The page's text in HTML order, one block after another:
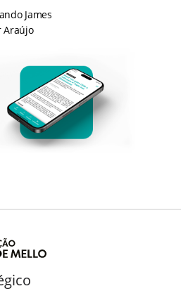
James
Araújo